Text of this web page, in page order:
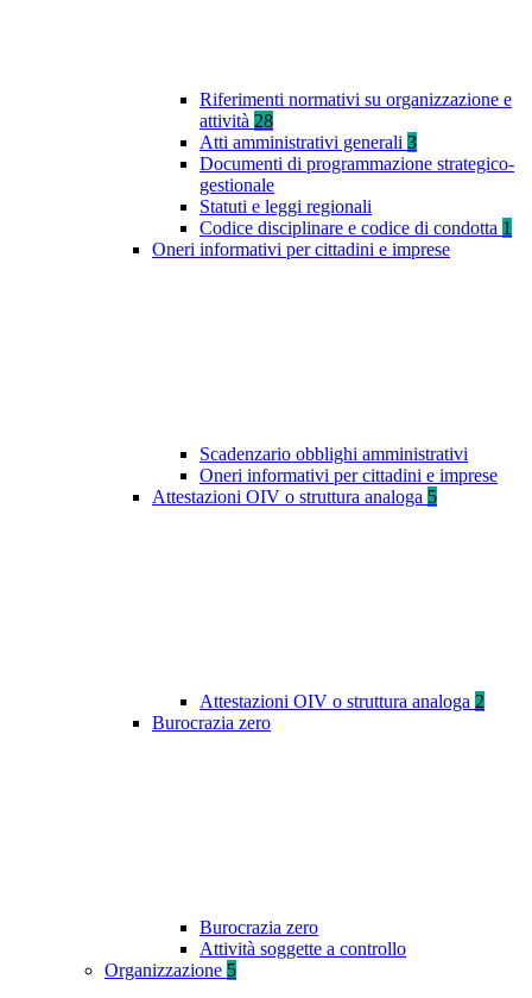
Riferimenti normativi su organizzazione e
attività 28
Atti amministrativi generali 3
Documenti di programmazione strategico-
gestionale
Statuti e leggi regionali
Codice disciplinare e codice di condotta 1
Oneri informativi per cittadini e imprese
Scadenzario obblighi amministrativi
Oneri informativi per cittadini e imprese
Attestazioni OIV o struttura analoga 5
Attestazioni OIV o struttura analoga 2
Burocrazia zero
Burocrazia zero
Attività soggette a controllo
Organizzazione 5